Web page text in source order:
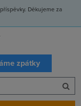
Děkujeme za
zpátky